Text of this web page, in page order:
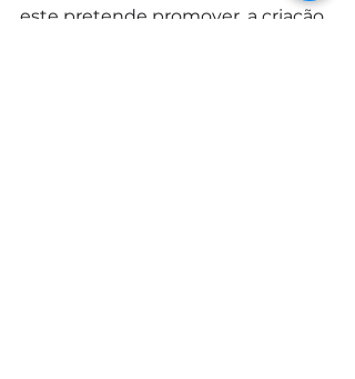
este pretende promover, a criação